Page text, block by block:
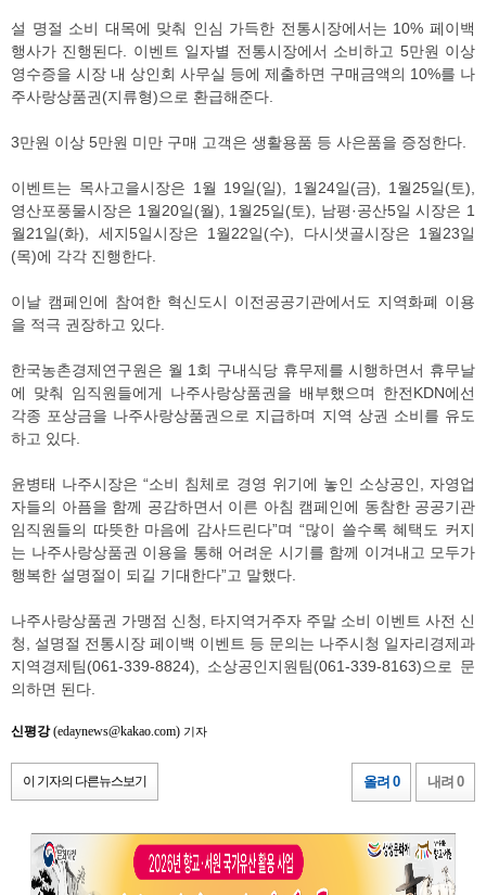
설 명절 소비 대목에 맞춰 인심 가득한 전통시장에서는 10% 페이백
행사가 진행된다. 이벤트 일자별 전통시장에서 소비하고 5만원 이상
영수증을 시장 내 상인회 사무실 등에 제출하면 구매금액의 10%를 나
주사랑상품권(지류형)으로 환급해준다.
3만원 이상 5만원 미만 구매 고객은 생활용품 등 사은품을 증정한다.
이벤트는 목사고을시장은 1월 19일(일), 1월24일(금), 1월25일(토),
영산포풍물시장은 1월20일(월), 1월25일(토), 남평·공산5일 시장은 1
월21일(화), 세지5일시장은 1월22일(수), 다시샛골시장은 1월23일
(목)에 각각 진행한다.
이날 캠페인에 참여한 혁신도시 이전공공기관에서도 지역화폐 이용
을 적극 권장하고 있다.
한국농촌경제연구원은 월 1회 구내식당 휴무제를 시행하면서 휴무날
에 맞춰 임직원들에게 나주사랑상품권을 배부했으며 한전KDN에선
각종 포상금을 나주사랑상품권으로 지급하며 지역 상권 소비를 유도
하고 있다.
윤병태 나주시장은 “소비 침체로 경영 위기에 놓인 소상공인, 자영업
자들의 아픔을 함께 공감하면서 이른 아침 캠페인에 동참한 공공기관
임직원들의 따뜻한 마음에 감사드린다”며 “많이 쓸수록 혜택도 커지
는 나주사랑상품권 이용을 통해 어려운 시기를 함께 이겨내고 모두가
행복한 설명절이 되길 기대한다”고 말했다.
나주사랑상품권 가맹점 신청, 타지역거주자 주말 소비 이벤트 사전 신
청, 설명절 전통시장 페이백 이벤트 등 문의는 나주시청 일자리경제과
지역경제팀(061-339-8824), 소상공인지원팀(061-339-8163)으로 문
의하면 된다.
신평강(edaynews@kakao.com) 기자
이 기자의 다른뉴스보기 올려 0 내려 0